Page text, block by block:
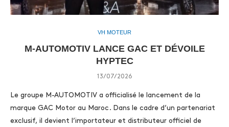
VH MOTEUR
M-AUTOMOTIV LANCE GAC ET DÉVOILE
HYPTEC
13/07/2026
Le groupe M-AUTOMOTIV a officialisé le lancement de la
marque GAC Motor au Maroc. Dans le cadre d’un partenariat
exclusif, il devient l’importateur et distributeur officiel de